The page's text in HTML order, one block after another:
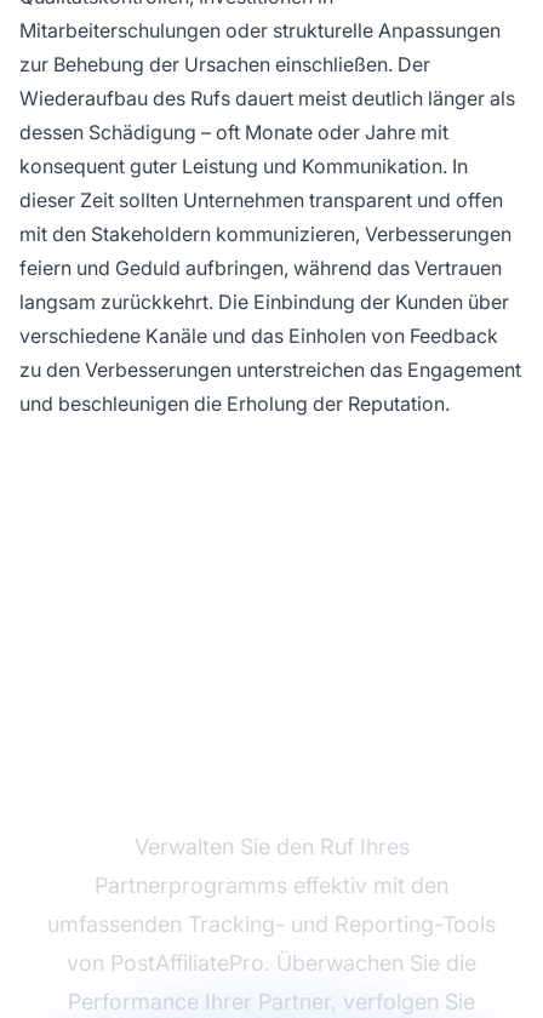
Mitarbeiterschulungen oder strukturelle Anpassungen
zur Behebung der Ursachen einschließen. Der
Wiederaufbau des Rufs dauert meist deutlich länger als
dessen Schädigung – oft Monate oder Jahre mit
konsequent guter Leistung und Kommunikation. In
dieser Zeit sollten Unternehmen transparent und offen
mit den Stakeholdern kommunizieren, Verbesserungen
feiern und Geduld aufbringen, während das Vertrauen
langsam zurückkehrt. Die Einbindung der Kunden über
verschiedene Kanäle und das Einholen von Feedback
zu den Verbesserungen unterstreichen das Engagement
und beschleunigen die Erholung der Reputation.
Verwalten Sie den Ruf Ihres
Partnerprogramms effektiv mit den
umfassenden Tracking- und Reporting-Tools
von PostAffiliatePro. Überwachen Sie die
Performance Ihrer Partner, verfolgen Sie